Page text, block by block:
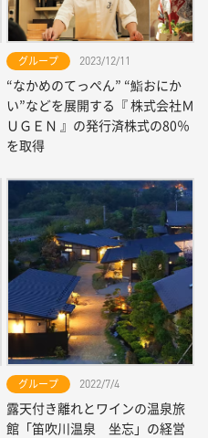
グループ 2023/12/11
“なかめのてっぺん” “鮨おにか
い”などを展開する『 株式会社Ｍ
ＵＧＥＮ 』の発行済株式の80％
を取得
グループ 2022/7/4
露天付き離れとワインの温泉旅
館「笛吹川温泉 坐忘」の経営